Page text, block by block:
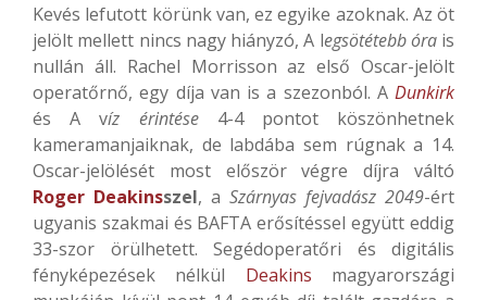
Kevés lefutott körünk van, ez egyike azoknak. Az öt
jelölt mellett nincs nagy hiányzó, A legsötétebb órais
nullán áll. Rachel Morrisson az első Oscar-jelölt
operatőrnő, egy díja van is a szezonból. A Dunkirk
és A víz érintése4-4 pontot köszönhetnek
kameramanjaiknak, de labdába sem rúgnak a 14.
Oscar-jelölését most először végre díjra váltó
Roger Deakinsszel, a Szárnyas fejvadász 2049-ért
ugyanis szakmai és BAFTA erősítéssel együtt eddig
33-szor örülhetett. Segédoperatőri és digitális
fényképezések nélkül Deakins magyarországi